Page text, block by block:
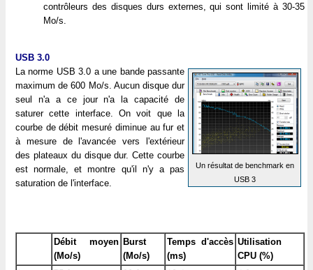
contrôleurs des disques durs externes, qui sont limité à 30-35
Mo/s.
USB 3.0
Un résultat de benchmark en
USB 3
La norme USB 3.0 a une bande passante
maximum de 600 Mo/s. Aucun disque dur
seul n'a a ce jour n'a la capacité de
saturer cette interface. On voit que la
courbe de débit mesuré diminue au fur et
à mesure de l'avancée vers l'extérieur
des plateaux du disque dur. Cette courbe
est normale, et montre qu'il n'y a pas
saturation de l'interface.
Débit moyen
(Mo/s)
Burst
(Mo/s)
Temps d'accès
(ms)
Utilisation
CPU (%)